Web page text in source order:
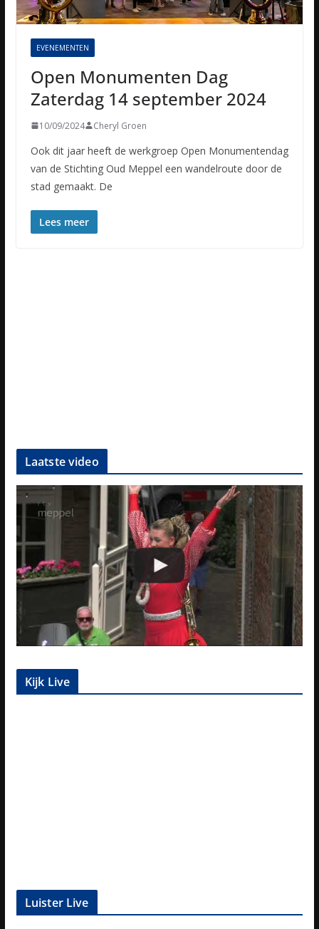
EVENEMENTEN
Open Monumenten Dag
Zaterdag 14 september 2024
10/09/2024 Cheryl Groen
Ook dit jaar heeft de werkgroep Open Monumentendag
van de Stichting Oud Meppel een wandelroute door de
stad gemaakt. De
Lees meer
Laatste video
Kijk Live
Luister Live